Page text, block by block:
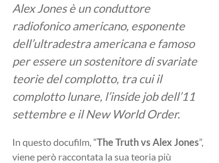
Alex Jones è un conduttore
radiofonico americano, esponente
dell’ultradestra americana e famoso
per essere un sostenitore di svariate
teorie del complotto, tra cui il
complotto lunare, l’inside job dell’11
settembre e il New World Order.
In questo docufilm, “The Truth vs Alex Jones”,
viene però raccontata la sua teoria più